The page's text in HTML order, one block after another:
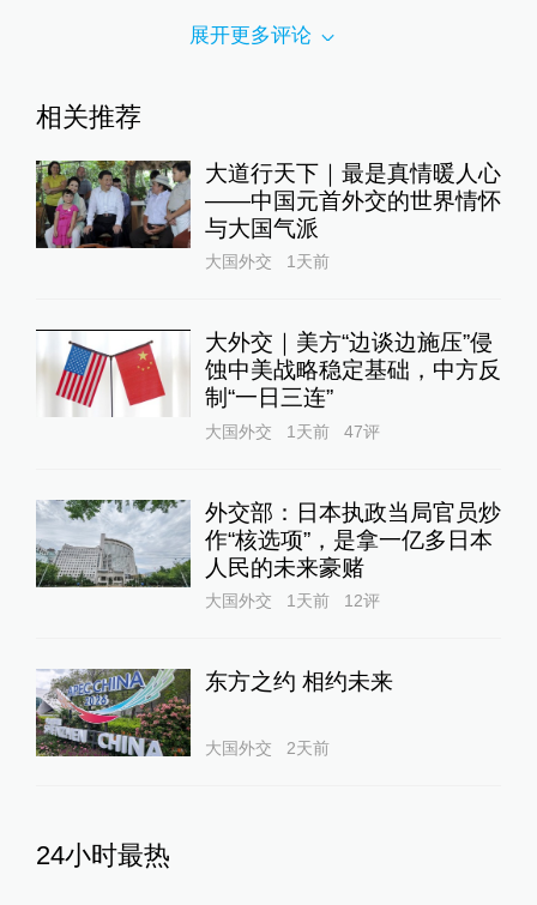
展开更多评论
相关推荐
大道行天下｜最是真情暖人心
——中国元首外交的世界情怀
与大国气派
大国外交 1天前
大外交｜美方“边谈边施压”侵
蚀中美战略稳定基础，中方反
制“一日三连”
大国外交 1天前 47评
外交部：日本执政当局官员炒
作“核选项”，是拿一亿多日本
人民的未来豪赌
大国外交 1天前 12评
东方之约 相约未来
大国外交 2天前
24小时最热